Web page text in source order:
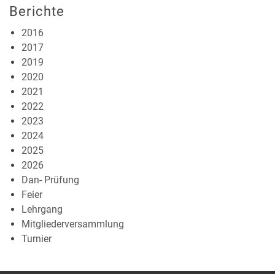
Berichte
2016
2017
2019
2020
2021
2022
2023
2024
2025
2026
Dan- Prüfung
Feier
Lehrgang
Mitgliederversammlung
Turnier